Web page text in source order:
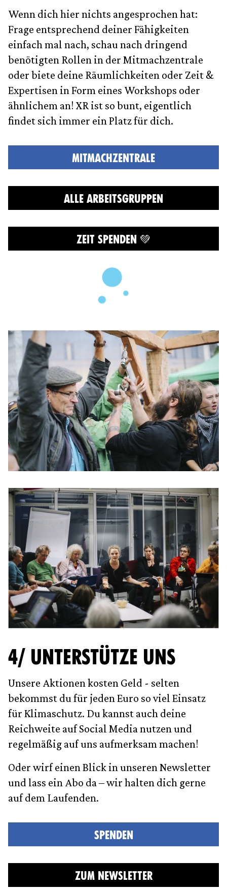
Wenn dich hier nichts angesprochen hat:
Frage entsprechend deiner Fähigkeiten
einfach mal nach, schau nach dringend
benötigten Rollen in der Mitmachzentrale
oder biete deine Räumlichkeiten oder Zeit &
Expertisen in Form eines Workshops oder
ähnlichem an! XR ist so bunt, eigentlich
findet sich immer ein Platz für dich.
MITMACHZENTRALE
ALLE ARBEITSGRUPPEN
ZEIT SPENDEN 💚
4/ UNTERSTÜTZE UNS
Unsere Aktionen kosten Geld - selten
bekommst du für jeden Euro so viel Einsatz
für Klimaschutz. Du kannst auch deine
Reichweite auf Social Media nutzen und
regelmäßig auf uns aufmerksam machen!
Oder wirf einen Blick in unseren Newsletter
und lass ein Abo da – wir halten dich gerne
auf dem Laufenden.
SPENDEN
ZUM NEWSLETTER